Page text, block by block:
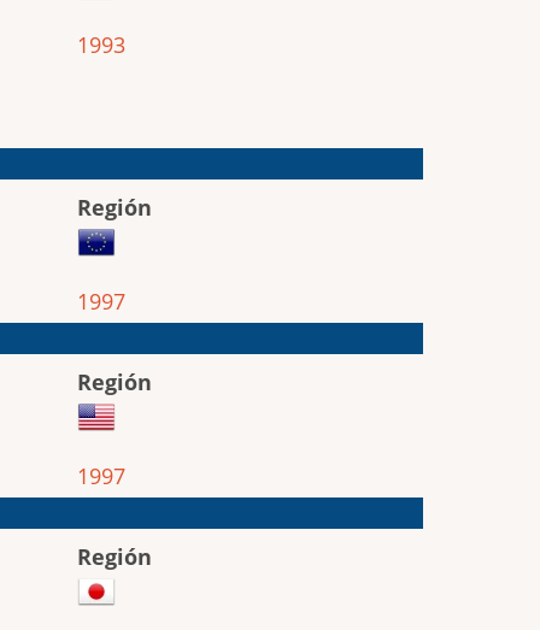
1993
Región
1997
Región
1997
Región